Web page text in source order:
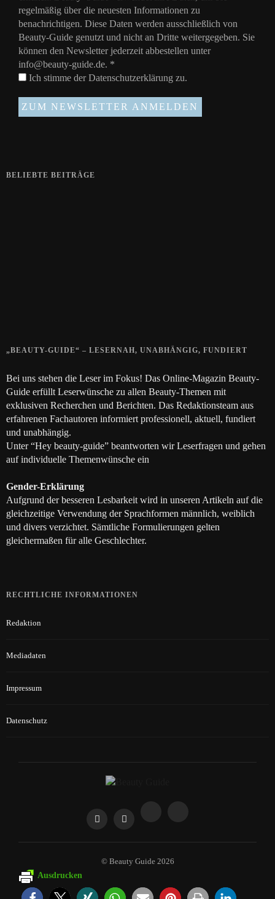
regelmäßig über die neuesten Informationen zu
benachrichtigen. Diese Daten werden ausschließlich von
Beauty-Guide genutzt und nicht an Dritte weitergegeben. Sie
können den Newsletter jederzeit abbestellen unter
info@beauty-guide.de. *
Ich stimme derDatenschutzerklärung zu.
BELIEBTE BEITRÄGE
„BEAUTY-GUIDE“ – LESERNAH, UNABHÄNGIG, FUNDIERT
Bei uns stehen die Leser im Fokus! Das Online-Magazin Beauty-
Guide erfüllt Leserwünsche zu allen Beauty-Themen mit
exklusiven Recherchen und Berichten. Das Redaktionsteam aus
erfahrenen Fachautoren informiert professionell, aktuell, fundiert
und unabhängig.
Unter “Hey beauty-guide” beantworten wir Leserfragen und gehen
auf individuelle Themenwünsche ein
Gender-Erklärung
Aufgrund der besseren Lesbarkeit wird in unseren Artikeln auf die
gleichzeitige Verwendung der Sprachformen männlich, weiblich
und divers verzichtet. Sämtliche Formulierungen gelten
gleichermaßen für alle Geschlechter.
RECHTLICHE INFORMATIONEN
Redaktion
Mediadaten
Impressum
Datenschutz
© Beauty Guide 2026
Ausdrucken